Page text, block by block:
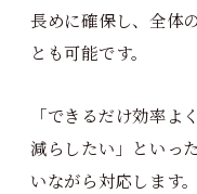
長めに確保し、全体
とも可能です。
「できるだけ効率よ
減らしたい」といっ
いながら対応します